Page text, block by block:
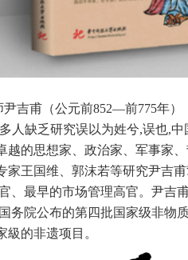
尹吉甫（公元前852—前775年）
人缺乏研究误以为姓兮,误也,
越的思想家、政治家、军事家
家王国维、郭沫若等研究尹吉
、最早的市场管理高官。 尹吉
务院公布的第四批国家级非物
的非遗项目。